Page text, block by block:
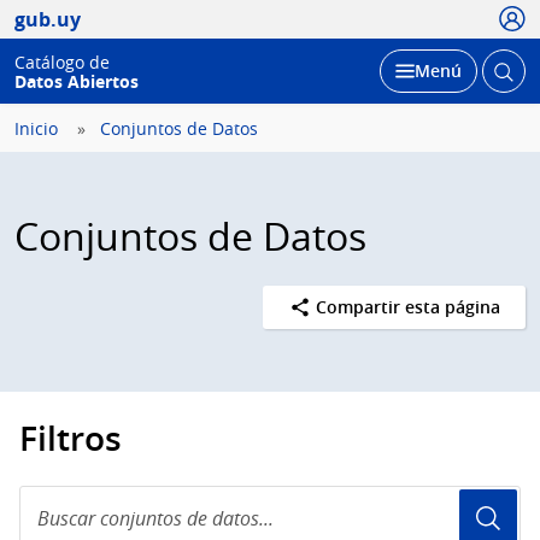
gub.uy
Catálogo de
Datos Abiertos
Desplegar
Menú Abrir
Inicio Conjuntos de Datos
Conjuntos de Datos
Compartir esta página
Filtros
conjuntos